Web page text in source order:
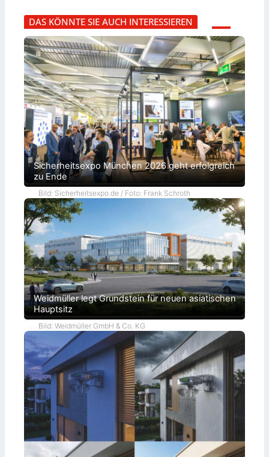
DAS KÖNNTE SIE AUCH INTERESSIEREN
Sicherheitsexpo München 2026 geht erfolgreich
zu Ende
Bild: Sicherheitsexpo.de / Foto: Frank Schroth
Weidmüller legt Grundstein für neuen asiatischen
Hauptsitz
Bild: Weidmüller GmbH & Co. KG